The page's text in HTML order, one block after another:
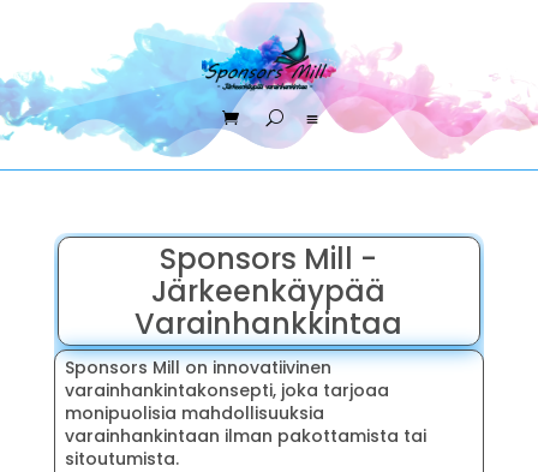
Sponsors Mill -
Järkeenkäypää
Varainhankkintaa
Sponsors Mill on innovatiivinen
varainhankintakonsepti, joka tarjoaa
monipuolisia mahdollisuuksia
varainhankintaan ilman pakottamista tai
sitoutumista.